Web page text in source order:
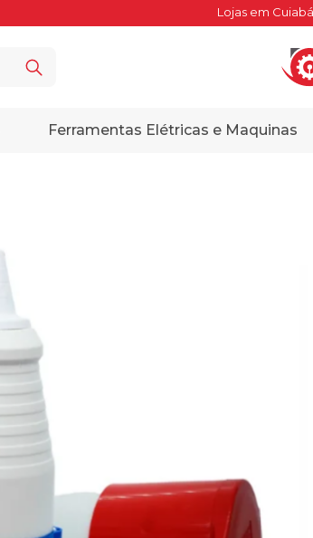
Lojas em
Ferramentas Elétricas e Maquinas